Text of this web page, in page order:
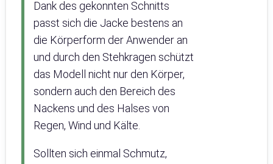
Dank des gekonnten Schnitts
passt sich die Jacke bestens an
die Körperform der Anwender an
und durch den Stehkragen schützt
das Modell nicht nur den Körper,
sondern auch den Bereich des
Nackens und des Halses von
Regen, Wind und Kälte.
Sollten sich einmal Schmutz,